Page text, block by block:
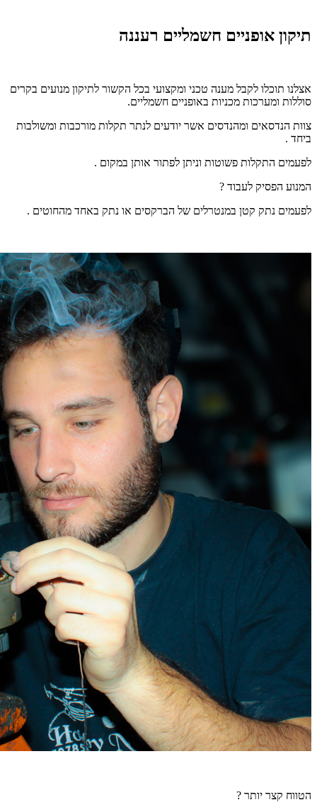
תיקון אופניים חשמליים רעננה
אצלנו תוכלו לקבל מענה טכני ומקצועי בכל הקשור לתיקון מנועים בקרים
סוללות ומערכות מכניות באופניים חשמליים.
צוות הנדסאים ומהנדסים אשר יודעים לנתר תקלות מורכבות ומשולבות
ביחד .
לפעמים התקלות פשוטות וניתן לפתור אותן במקום .
המנוע הפסיק לעבוד ?
לפעמים נתק קטן במנטרלים של הברקסים או נתק באחד מהחוטים .
הטווח קצר יותר ?